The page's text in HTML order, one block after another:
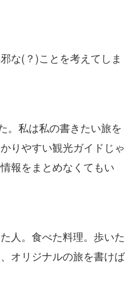
な(？)ことを考えてしま
。私は私の書きたい旅を
りやすい観光ガイドじゃ
報をまとめなくてもい
人。食べた料理。歩いた
オリジナルの旅を書けば